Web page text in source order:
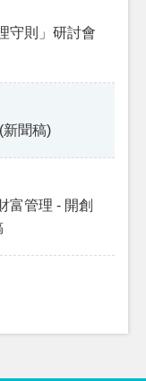
守則」研討會
新聞稿)
富管理 - 開創